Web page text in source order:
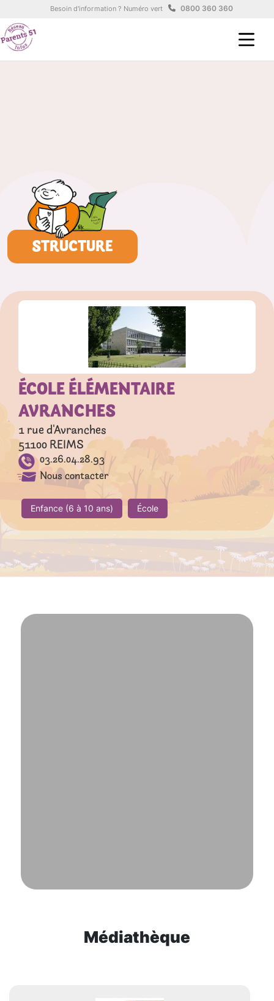
Aller au contenu principal
Besoin d'information ? Numéro vert 0800 360 360
STRUCTURE
ÉCOLE ÉLÉMENTAIRE
AVRANCHES
1 rue d'Avranches
51100REIMS
03.26.04.28.93
Nous contacter
Enfance (6 à 10 ans) École
Médiathèque
Panneau de gestion des cookies